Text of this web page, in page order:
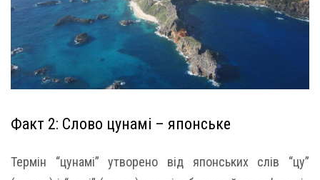
Факт 2: Слово цунамі – японське
Термін “цунамі” утворено від японських слів “цу”